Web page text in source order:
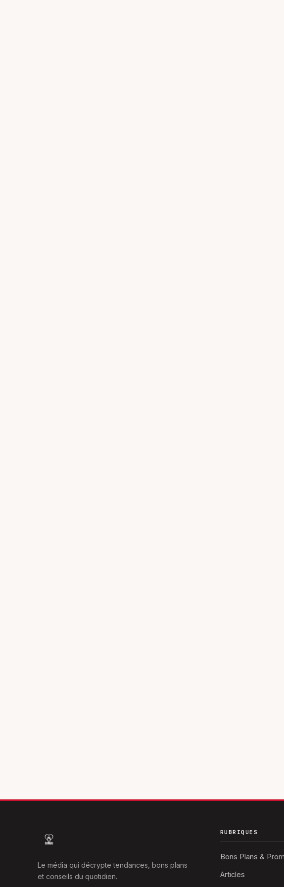
Le média qui décrypte tendances, bons plans
et conseils du quotidien.
RUBRIQUES
Bons Plans &
Articles